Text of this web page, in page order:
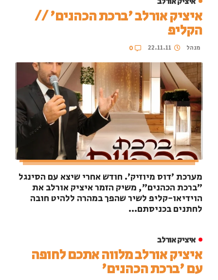
איציק אורלב 'ברכת הכהנים' //
הקליפ
מנהל 22.11.11
0
מערכת 'דוס מיוזיק'. חודש אחרי שיצא עם הסינגל
"ברכת הכהנים", משיק הזמר איציק אורלב את
הוידיאו-קליפ לשיר שהפך במהרה ללהיט חובה
לחתנים בכניסתם...
איציק אורלב
איציק אורלב מלווה אתכם לחופה
עם 'ברכת הכהנים'